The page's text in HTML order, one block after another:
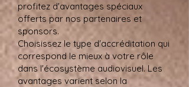
profitez d'avantages spéciaux
offerts par nos partenaires et
sponsors.
Choisissez le type d'accréditation qui
correspond le mieux à votre rôle
dans l'écosystème audiovisuel. Les
avantages varient selon la